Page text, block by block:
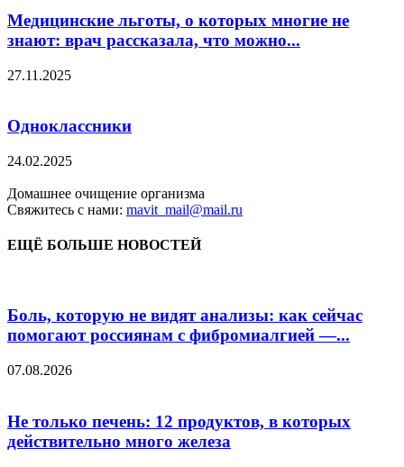
Медицинские льготы, о которых многие не
знают: врач рассказала, что можно...
27.11.2025
Одноклассники
24.02.2025
Домашнее очищение организма
Свяжитесь с нами: mavit_mail@mail.ru
ЕЩЁ БОЛЬШЕ НОВОСТЕЙ
Боль, которую не видят анализы: как сейчас
помогают россиянам с фибромиалгией —...
07.08.2026
Не только печень: 12 продуктов, в которых
действительно много железа